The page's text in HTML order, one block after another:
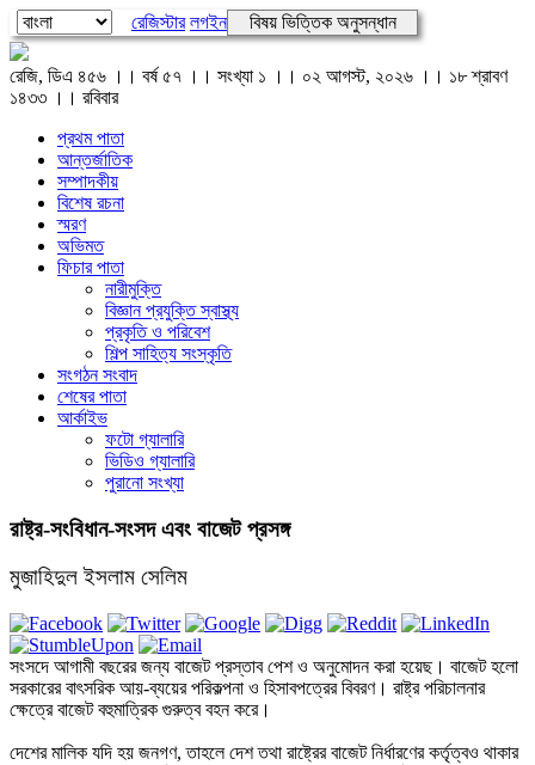
রেজিস্টার লগইন বিষয় ভিত্তিক অনুসন্ধান
রেজি, ডিএ ৪৫৬ ।। বর্ষ ৫৭ ।। সংখ্যা ১ ।। ০২ আগস্ট, ২০২৬ ।। ১৮ শ্রাবণ
১৪৩৩ ।। রবিবার
প্রথম পাতা
আন্তর্জাতিক
সম্পাদকীয়
বিশেষ রচনা
স্মরণ
অভিমত
ফিচার পাতা
নারীমুক্তি
বিজ্ঞান প্রযুক্তি স্বাস্থ্য
প্রকৃতি ও পরিবেশ
শিল্প সাহিত্য সংস্কৃতি
সংগঠন সংবাদ
শেষের পাতা
আর্কাইভ
ফটো গ্যালারি
ভিডিও গ্যালারি
পুরানো সংখ্যা
রাষ্ট্র-সংবিধান-সংসদ এবং বাজেট প্রসঙ্গ
মুজাহিদুল ইসলাম সেলিম
সংসদে আগামী বছরের জন্য বাজেট প্রস্তাব পেশ ও অনুমোদন করা হয়েছ। বাজেট হলো সরকারের বাৎসরিক আয়-ব্যয়ের পরিকল্পনা ও হিসাবপত্রের বিবরণ। রাষ্ট্র পরিচালনার ক্ষেত্রে বাজেট বহুমাত্রিক গুরুত্ব বহন করে। 

দেশের মালিক যদি হয় জনগণ, তাহলে দেশ তথা রাষ্ট্রের বাজেট নির্ধারণের কর্তৃত্বও থাকার কথা জনগণের হাতে। বুর্জোয়া ব্যবস্থায় যেহেতু দাবি করা হয় যে নির্বাচিত সংসদই হলো জনগণের কর্তৃত্ব প্রয়োগের প্রতিনিধিত্বশীল সংস্থা, তাই রাষ্ট্রের বাজেট প্রণয়নের অধিকার এককভাবে একমাত্র নির্বাচিত সংসদেরই রয়েছে।

একাত্তরে দেশ স্বাধীন হওয়ার পর দেশের সে সময়কালীন অর্থমন্ত্রী তাজউদ্দীন আহমদ ১৯৭২ সালের জন্য ৭৮৬ কোটি টাকার যে প্রথম বাজেট প্রণয়ন করেছিলেন তা সংসদেই পাস হয়েছিল। ১৯৭৫ সাল পর্যন্ত বাজেট প্রণীত ও অনুমোদিত হয়েছিল সংসদে। এরপর সামরিক শাসনের অধ্যায় শুরু হলে রাষ্ট্রপতির অধ্যাদেশের মাধ্যমে জারিকৃত নির্বাহী আদেশে, অথবা সামরিক কর্তৃপক্ষের ইচ্ছা অনুসারে গঠিত (ভুয়া!) সংসদে রাষ্ট্রের বাজেট প্রণীত হতো।

নব্বইয়ে দেশে ফিরে এসেছিল সাংবিধানিক শাসন। পরবর্তী ৩৬ বছরে, দুটি সময়কাল ছাড়া, প্রতিবারই জাতীয় সংসদে বাজেট পেশ করা ও পাস করা হয়েছে।

প্রথম ব্যতিক্রমটি ঘটেছিল একটানা আওয়ামী শাসনকালে। তখন সুষ্ঠু নির্বাচনের বদলে কারচুপি দ্বারা গঠিত ভেজাল ও ভুয়া সংসদে বাজেট পাস করার নাটক মঞ্চস্থ করা হতো। দ্বিতীয় ব্যতিক্রমটি ছিল অ-নির্বাচিত অন্তর্বর্তীকালীন সরকার হয়েও ক্ষমতা কুক্ষিগত করে রাখা ইউনূস সরকারের রাষ্ট্রপতির ফরমান জারি করে প্রশাসনিক নির্দেশ দ্বারা ২০২৫ সালের বাজেট ঘোষণাকালে।

২০২৬ সালে সংবিধান অনুসারে নির্বাচিত প্রতিনিধিদের নিয়ে সংসদ গঠিত হয়েছে। সেই সংসদে সাংবিধানিক বিধি মোতাবেক বাজেট প্রস্তাব পেশ ও তা নিয়ে আলোচনা শেষে সেখানে সে বাজেট অনুমোদন করা হয়েছ।

বহু বছর পর বাজেট প্রণয়নে সংসদের অধিকার ফিরে এসেছে। ছাত্র-জনতার এক ঐতিহাসিক গণঅভ্যুত্থান সেটাকে সম্ভব করেছে। সেকারণে রাজনীতির খুবই গুরুত্বপূর্ণ ও মৌলিক অনেক বিষয় নিয়ে কথা উঠেছে, বিতর্ক উঠেছে- অথবা বলা যায়- নানা দুরভিসন্ধি থেকে উঠানো হয়েছে।

কিন্তু অত্যন্ত গুরুত্বপূর্ণ হলেও অভিজ্ঞতা ও তত্ত্বের ভিত্তিতে, যুক্তির আলোকে এবং প্রয়োজনীয় গভীরতা নিয়ে সেসব বিষয়ে আলোচনা হয়নি। ধারণার অস্পষ্টতা ও ধোঁয়াশার ওপর দাঁড়িয়ে এমন সব বিতর্কেরও অবতারণা করা হয়েছে যার উদ্দেশ্য স্রেফ প্রতারণা ষড়যন্ত্রের জাল বোনা ও যেনতেন উপায়ে শোষিত শ্রেণির সংগ্রামকে বিপথগামী করা। উদ্দেশ্য হালকা বিষয়ে কূটতর্কে মানুষের মনোযোগ আটকে ফেলা। রাষ্ট্র সংবিধান সংসদ ও বাজেট এই বিষয়গুলো নিয়ে হুমকি-ধামকি, যুক্তিহীন আপ্তবাক্যের ফুলঝুরি থাকলেও যুক্তির উপাদান ছিল প্রায় শূন্য। তাতে রাজনীতি সম্পর্কে মানুষের শিক্ষা ও জ্ঞান বিকৃত ও খর্ব করার চেষ্টা হয়েছে। সেসব বিষয়ের দু’একটি আজ আলোচনায় আনবো।

১। দেশ ও রাষ্ট্র

জনগণের সম্মতি ছাড়াই ‘মব সন্ত্রাসের’ জোরে পাকিস্তানী ধাঁচের সংবিধান, কিংবা কমসে কম সংবিধান সংস্কারের নামে তার কিছু মৌলিক বিধানের অনুরুপ সংস্কার জবরদস্তিমূলকভাবে চাপিয়ে দেয়ার চেষ্টা হয়েছিল। ইতিহাস থেকে একাত্তরের মহান মুক্তিযুদ্ধকে মুছে ফেলতে, নিদেনপক্ষে তার মর্মবাণীর অপসারণ ঘটিয়ে দেশের অস্তিত্বকে বিনষ্ট করতে কিছু মহল জানপ্রাণ দিয়ে নেমেছিল। 

এদের যুক্তি–যে সংবিধান আওয়ামী ফ্যাসিস্ট দুঃশাসন, অতীতে একদলীয় বাকশালী শাসন ইত্যাদির জন্ম দিয়েছে দেশবাসী তার বিরুদ্ধে ২০২৪’এর গণঅভ্যুত্থান সংগঠিত করেছে। তাই এই সংবিধান বাতিল করতে হবে। ‘২৪ এবং ‘৪৭-এ পাকিস্তান সৃষ্টির ঐতিহাসিক ধারাবাহিকতার ভিত্তিতে নতুন সংবিধান রচনা করতে হবে। এসব যে ভ্রান্ত ও দেশদ্রোহী কথা তার কারণ:

ক) গণঅভ্যুত্থানে অংশগ্রহণকারীদের দাবি অভ্যুত্থান চলাকালে দেয়ালে দেয়ালে আঁকা গ্রাফিতিগুলোতে উৎকীর্ণ ছিল। এসবের সবগুলোতে লেখা ছিল “স্বাধীনতা এনেছি, সংস্কারও আনবো”। কেউ বলতে পারবে না যে কোনো একটি গ্রাফিটিতেও সংবিধান বাতিল করে নতুন সংবিধান রচনার কথা উৎকীর্ণ ছিল। নিছক ষড়যন্ত্রমূলক অভিসন্ধি থেকেই যে কৃত্রিমভাবে এই বিষয়টিকে মাস্টারমাইন্ড টিমের দ্বারা জোর করে আরোপ করার চেষ্টা হয়েছিল, তা বলার অপেক্ষা রাখে না।। 

খ) একাত্তরের মুক্তিযুদ্ধ শুধু নয় মাসের সশস্ত্র যুদ্ধের ঘটনা, কিংবা সে সময়কার কোন বিশেষ মাস্টারমাইন্ডের মস্তিষ্কপ্রসূত একক বা গোষ্ঠীগত প্রজেক্ট, অথবা কোনো ষড়যন্ত্রমূলক বিচ্ছিন্নতাবাদী প্রয়াস ছিল না। এটি ছিল দীর্ঘদিন ধরে এদেশের গণমানুষের শত সংগ্রামের ধারায় গড়ে ওঠা জাতীয় মুক্তি সংগ্রামের অংশ। মুক্তিযুদ্ধ ছিল স্বাধীন দেশ প্রতিষ্ঠার পাশাপাশি পরিত্যক্ত রাষ্ট্রের ভিত্তি-চরিত্র-নীতি-আদর্শকে বদলে দিয়ে নতুন প্রগতিশীল বৈশিষ্ট্যসম্পন্ন অধ্যায় সূচনার এক ঐতিহাসিক যুগান্তকারী ঘটনা। এর সাথে আগে পরের গণঅভ্যুত্থানের তাৎপর্যকে এক পাল্লায় তুলনা করা যায় না।

গ) ধারাবাহিক গণসংগ্রামের ধারায় যে অভিনব ঐক্য গড়ে উঠেছিল, তাকে ভিত্তি করেই পরিচালিত হয়েছিল মুক্তি সংগ্রামের শীর্ষ সশস্ত্র পর্ব। একাত্তরের ১০ এপ্রিল ঐতিহাসিক ‘স্বাধীনতার ঘোষণাপত্রের’ পেছনে দেশবাসী সমবেত হয়ে দেশকে হানাদার বাহিনীর দখল থেকে মুক্ত করার সংগ্রামে ঝাঁপিয়ে পড়েছিল। 

ঘ) সংগ্রামের দীর্ঘকালীন প্রক্রিয়ায় প্রধান দুটি স্রোতধারা তথা- বামপন্থি ধারা ও বুর্জোয়া জাতীয়তাবাদী ধারা গড়ে তুলেছিল মুক্তিযুদ্ধের পটভূমি। মুক্তিযুদ্ধ ক্রমে বিশ্বশক্তির মেরুকরণ ঘটিয়েছিল। মুক্তিযুদ্ধের পক্ষে দৃঢ়ভাবে ছিল সোভিয়েত ইউনিয়নসহ সমাজতান্ত্রিক দুনিয়া, জোট নিরপেক্ষ আন্দোলনের রাষ্ট্রীয় ও জনগণের শক্তি, গণতান্ত্রিক ভারত প্রভৃতি দেশ। বিপক্ষে ছিল মার্কিন নেতৃত্বাধীন সাম্রাজ্যবাদী দুনিয়া, গণচীনের তাৎকালীন ভ্রান্ত নেতৃত্ব, মধ্যপ্রাচ্যের প্রতিক্রিয়াশীল মৌলবাদী শক্তি ইত্যাদি। 

ইতোপূর্বে গণসংগ্রামের মধ্য দিয়ে ক্রমাগত শক্তিশালী হতে থাকা র্যাডিকাল উপাদান মুক্তিযুদ্ধ চলাকালে আরো উপযুক্ত শক্তিশালী হয়ে উঠেছিল। এর মূল কারণ সমস্ত মুক্তিযোদ্ধাদের মধ্যে ৭০ শতাংশ ছিল শ্রমিক কৃষক মেহনতি মানুষ।

তাই, স্বধীনতার পর ক্ষমতাসীন বুর্জোয়া জাতীয়তাবদী শক্তির সরকারের পক্ষে এই র্যাডিকালাইজেশনের বিরুদ্ধে সরাসরি অবস্থান নেয়ার সুযোগ তেমন ছিল না। এমন এক পটভূমিতে ‘৭২ সালে রচিত সংবিধানের মূল ভিত্তি প্রগতির ধারায় রচিত হওয়া অনেকটাই অবধারিত ছিল। কিন্তু সংবিধানে কিছু গুরুতর ভুল, ত্রুটি, ঘাটতি রয়ে গিয়েছিল। এক্ষেত্রে করণীয় হলো সংবিধানের মূল ভিত্তি ঠিক রেখে তার উপযুক্ত ‘সংশোধন’ করা- তা ‘বাতিল’ করা নয়। সংবিধান সংশোধনের বিধান সংবিধানেই আছে, তাই এ বিষয়ে কোনো সমস্যা থাকার কারণ নেই।

ঙ) বাকশাল, সামরিক শাসন, ফ্যাসিবাদী দুঃশাসন ইত্যাদি রাজনীতিতে যেসব বিচ্যুতি, দুরাচার, গণতন্ত্রহীনতা সৃষ্টি হয়েছে সেজন্য দেশের সংবিধান দায়ী নয়, বরং সংবিধান অনুসরণ না করার কারণেই সেসবের জন্ম সম্ভব হয়েছে।

২। সংবিধান ও সংসদ

দেখা গেল যে ইতিহাসের প্রক্রিয়ায় রাষ্ট্রের প্রতিষ্ঠাকে ভিত্তি করে সংবিধান রচিত হয়। সে সংবিধান সংশোধন করা যায়, কিন্তু রাষ্ট্র বিলুপ্ত না করে তা বাতিল করার কোনো সুযোগ নেই। প্রশ্ন হলো- একটি সার্বভৌম সংসদও কি তা করতে পারে না? 

না, পারে না। কারণ, সংবিধান হলো সংসদের স্রষ্টা। কিন্তু সংবিধানের স্রষ্টা সংসদ নয়, তার স্রষ্টা হলো রাষ্ট্র।

৩। সংসদ ও বাজেট

যুক্তির ধারাবাহিকতায় তাই দেখা যাচ্ছে যে ইতিহাসের ক্রান্তিকালে যে রাষ্ট্রের সৃষ্টি হয়, তা হয় অন্যান্য সব রাজনৈতিক কাঠামোর ভিত্তি। তাকে অবলম্বন করে প্রণীত হয় রাষ্ট্রের সংবিধান। সংবিধানের আলোকে গঠিত হয় সংসদ। সংসদ প্রণয়ন করে রাষ্ট্রের বাজেট।

একমাত্র সংসদেরই যে বাজেট প্রণয়নের ক্ষমতা আছে তার প্রমাণ আমরা পাই ব্রিটিশ শাসনের হাত থেকে আমেরিকার স্বাধীনতার জন্য উত্থাপিত প্রধান যুক্তি থেকে। আমেরিকার নাগরিকরা ব্রিটিশ রাজাকে কর দেয়া বন্ধ করার পেছনে প্রধান যে যুক্তি দিয়েছিল তা হলো– “ঘড় ঃধীধঃরড়হ রিঃযড়ঁঃ ৎবঢ়ৎবংবহঃধঃরড়হ” (প্রতিনিধিত্ব নেই যেখানে, কর কেন থাকবে সেখানে)।

সংসদ বাজেট প্রণয়ন করবে। কিন্তু তার কি আপন খেয়াল খুশি মতো যেমন ইচ্ছা তেমন বাজেট প্রণয়ন করার অধিকার আছে? আমি বলবো- নেই! কারণ, সংসদ যেহেতু সংবিধানের সৃষ্টি তাই সংবিধানের মূলনীতি লঙ্ঘন করার অধিকার তার নেই। আবার, সংবিধানও যেহেতু রাষ্ট্রের মৌলিক ভিত্তিমূলক দর্শনের আলোকে প্রণীত, তাই কোনো বাজেট রাষ্ট্রের প্রতিষ্ঠা-দর্শনের বাইরে রচিত হতে পারে না।

কিন্তু ২০২৬ সালের বাজেট সংসদের অনুমোদন পেলেও তাকে কি সংবিধান সম্মত বলা যায়? বাজেট হলো রাষ্ট্রের অর্থনীতি সম্পৃক্ত একটি বিষয়। তাই দেখা যাক, সংবিধানে রাষ্ট্রের অর্থনৈতিক নীতি, দর্শন, লক্ষ্য সম্পর্কে কী বলা হয়েছে।

সংবিধানের দ্বিতীয় ভাগের পঞ্চদশ অনুচ্ছেদে বলা হয়েছে–“রাষ্ট্রের অন্যতম দায়িত্ব হইবে পরিকল্পিত অর্থনৈতিক বিকাশের মাধ্যমে উৎপাদন শক্তির ক্রমবৃদ্ধিসাধন এবং...নাগরিকদের জন্য..(ক) অন্ন, বস্ত্র, আশ্রয়, শিক্ষা ও চিকিৎসাসহ জীবনধারণের মৌলিক উপকরণের ব্যবস্থা;...।” এখানে স্পষ্টতই ‘পরিকল্পিত অর্থনীতি’-এর কথা–সমাজতন্ত্রের লক্ষ্যের কথা বলা হয়েছে।

তাছাড়া, খসড়া সংবিধান-প্রণয়ন কমিটির রিপোর্টের ১২নং প্যারাগ্রাফে বলা হয়েছে, “সমাজতন্ত্র প্রতিষ্ঠার জন্য জনগণের কাছে আমাদের যে প্রতিশ্রুতি রয়েছে, সম্পত্তির অধিকার সম্পর্কিত বিধানগুলোতে তার প্রতিফলন ঘটেছে। ...সমাজতান্ত্রিক অর্থ-ব্যবস্থা প্রতিষ্ঠাকল্পে যেসব আইন প্রণীত হবে, সেগুলো বিচার বিভাগীয় পর্যালোচনার আওতায় পড়বে না।”

সংবিধানের প্রস্তাবনায় বলা হয়েছে, “যে সকল মহান আদর্শ আমাদের বীর জনগণকে...প্রাণোৎসর্গ করিতে উদ্বুদ্ধ করিয়াছিল–জাতীয়তাবাদ, সমাজতন্ত্র, গণতন্ত্র ও ধর্মনিরপেক্ষতার সেই সকল আদর্শ এই সংবিধানের মূলনীতি হইবে।” প্রস্তাবনায় আরো বলা হয়েছে, “রাষ্ট্রের মূল লক্ষ্য হইবে...এমন এক শোষণমুক্ত সমাজতান্ত্রিক সমাজের প্রতিষ্ঠা–যেখানে রাজনৈতিক, অর্থনৈতিক ও সামাজিক সাম্য, স্বাধীনতা ও সুবিচার নিশ্চিত হইবে।”

সংবিধানের দ্বিতীয়ভাগে রাষ্ট্র পরিচালনার মূলনীতি প্রসঙ্গে একেবারে শুরুতেই অষ্টম অনুচ্ছেদে বলা হয়েছে, “জাতীয়তাবাদ, সমাজতন্ত্র, গণতন্ত্র ও ধর্মনিরপেক্ষতা–এই নীতিসমূহ...রাষ্ট্রপরিচালনার মূলনীতি বলিয়া পরিগণিত হইবে।’ তারপরে ১০ম অনুচ্ছেদে বলা হয়েছে, “মানুষের ওপর মানুষের শোষণ হইতে মুক্ত, ন্যায়ানুগ ও সাম্যবাদী সমাজলাভ নিশ্চিত করিবার উদ্দেশ্যে সমাজতান্ত্রিক অর্থনৈতিক ব্যবস্থা প্রতিষ্ঠা করা হইবে।”

১৩তম অনুচ্ছেদে মালিকানা সম্পর্কে বলা হয়েছে, ‘উৎপাদনযন্ত্র, উৎপাদন ব্যবস্থা ও বণ্টনপ্রণালীসমূহের মালিক বা নিয়ন্ত্রক হইবেন জনগণ এবং এই উদ্দেশ্যে মালিকানা-ব্যবস্থা নিম্নরূপ হইবে: (ক) রাষ্ট্রীয় মালিকানা, অর্থাৎ অর্থনৈতিক জীবনের প্রধান প্রধান ক্ষেত্র লইয়া সুষ্ঠু ও গতিশীল রাষ্ট্রায়ত্ত সরকারি খাত সৃষ্টির মাধ্যমে জনগণের পক্ষে রাষ্ট্রের মালিকানা; (খ) সমবায়ী মালিকানা, অর্থাৎ আইনের দ্বারা নির্ধারিত সীমার মধ্যে সমবায়সমূহের সদস্যদের পক্ষে সদস্যদের পক্ষে সমবায়সমূহের মালিকানা এবং (গ) ব্যক্তিগত মালিকানা, অর্থাৎ আইনের দ্বারা নির্ধারিত সীমার মধ্যে ব্যক্তির মালিকানা।’ লক্ষ্যণীয় যে, সংবিধানে রাষ্ট্রীয় মালিকানাকে প্রাধান্য দিয়ে সমবায়ী ও ব্যক্তি মালিকানাকে আইনের দ্বারা সীমাবদ্ধকৃত অবশিষ্টাংশ সম্পদ (ৎবংরফঁধষ)-হিসেবে বিবেচনা করা হয়েছে।

তার পরপরেই ১৪তম অনুচ্ছেদে বলা হয়েছে যে, ‘রাষ্ট্রের অন্যতম মৌলিক দায়িত্ব হইবে মেহনতি মানুষকে-কৃষক ও শ্রমিককে- এবং জনগণের অনগ্রসর অংশসমূহকে সকল প্রকার শোষণ হইতে মুক্তি প্রদান করা।’ ২০তম অনুচ্ছেদে কর্মসংস্থান ও কর্ম সম্পর্কে বলা হয়েছে, “কর্ম হইতেছে কর্মক্ষম প্রত্যেক নাগরিকের পক্ষে অধিকার, কর্তব্য ও সম্মানের বিষয় এবং ‘প্রত্যেকের নিকট হইতে যোগ্যতানুসারে ও প্রত্যেককে কর্মানুযায়ী’- এই নীতির ভিত্তিতে প্রত্যেকে স্বীয় কর্মের জন্য পারিশ্রমিক লাভ করিবেন।” উল্লেখ্য যে এখানে ‘প্রত্যেকের নিকট হইতে...কর্মানুযায়ী’ সংবিধানের এই কোটেশনে উদ্ধৃত অংশটি মার্কস-এঙ্গেলস রচিত ‘কমিউনিস্ট ইশতেহার’ থেকে হুবহু উদ্ধৃত করা হয়েছে।

পরিবর্তিত বিশ্ব পরিস্থিতির কথা তুলে সমাজতন্ত্রকে বাদ দেয়া অথবা পুনঃসংজ্ঞায়িত করার কথা কেউ কেউ বলে থাকেন। ‘সমাজতন্ত্র’ বাদ দেয়ার অর্থ দাঁড়াবে